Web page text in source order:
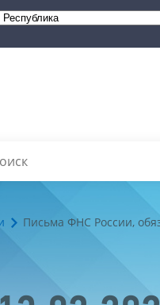
Письма ФНС России,